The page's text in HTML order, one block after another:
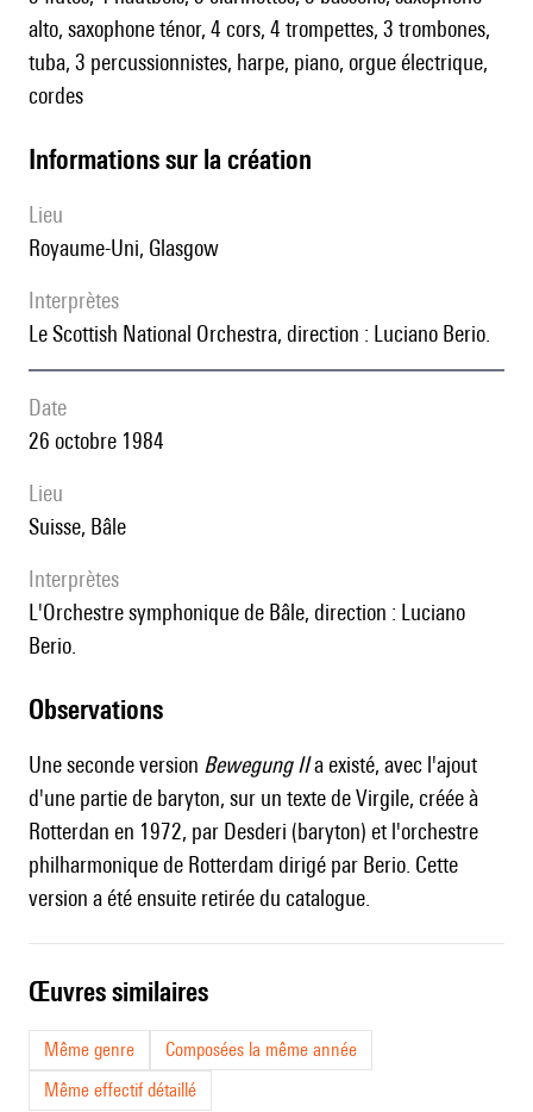
alto, saxophone ténor, 4 cors, 4 trompettes, 3 trombones,
tuba, 3 percussionnistes, harpe, piano, orgue électrique,
cordes
informations sur la création
lieu
Royaume-Uni, Glasgow
interprètes
le Scottish National Orchestra, direction : Luciano Berio.
date
26 octobre 1984
lieu
Suisse, Bâle
interprètes
l'Orchestre symphonique de Bâle, direction : Luciano
Berio.
observations
Une seconde version Bewegung IIa existé, avec l'ajout
d'une partie de baryton, sur un texte de Virgile, créée à
Rotterdan en 1972, par Desderi (baryton) et l'orchestre
philharmonique de Rotterdam dirigé par Berio. Cette
version a été ensuite retirée du catalogue.
œuvres similaires
Même genre
Composées la même année
Même effectif détaillé